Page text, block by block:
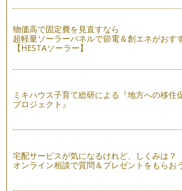
ニンジンをもっと楽しもう♪
こんにちは！ アクティブ野菜ソムリエ
蝉の声から、少しずつ虫の声に代…
＜食育＞が好き嫌いをへらしていく
こんにちは！ アクティブ野菜ソムリエ
月になり、長かった夏休みも終わりま…
変身上手な野菜～ナスぎらい克服しよう～
皆さん、こんにちは！アクティブ野菜ソ
皆さん、こんにちは！アクティブ野菜ソ
です。７月に入り、まだまだ不安定な…
物価高で固定費を見直すなら
超軽量ソーラーパネルで節電＆創エネがおす
【HESTAソーラー】
ミキハウス子育て総研による『地方への移住
プロジェクト』
宅配サービスが気になるけれど、しくみは？
オンライン相談で質問＆プレゼントをもらお